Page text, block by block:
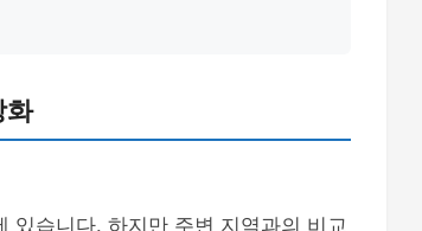
화
있습니다. 하지만 주변 지역과의 비교